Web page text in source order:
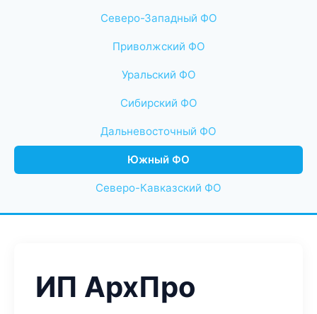
Северо-Западный ФО
Приволжский ФО
Уральский ФО
Сибирский ФО
Дальневосточный ФО
Южный ФО
Северо-Кавказский ФО
ИП АрхПро